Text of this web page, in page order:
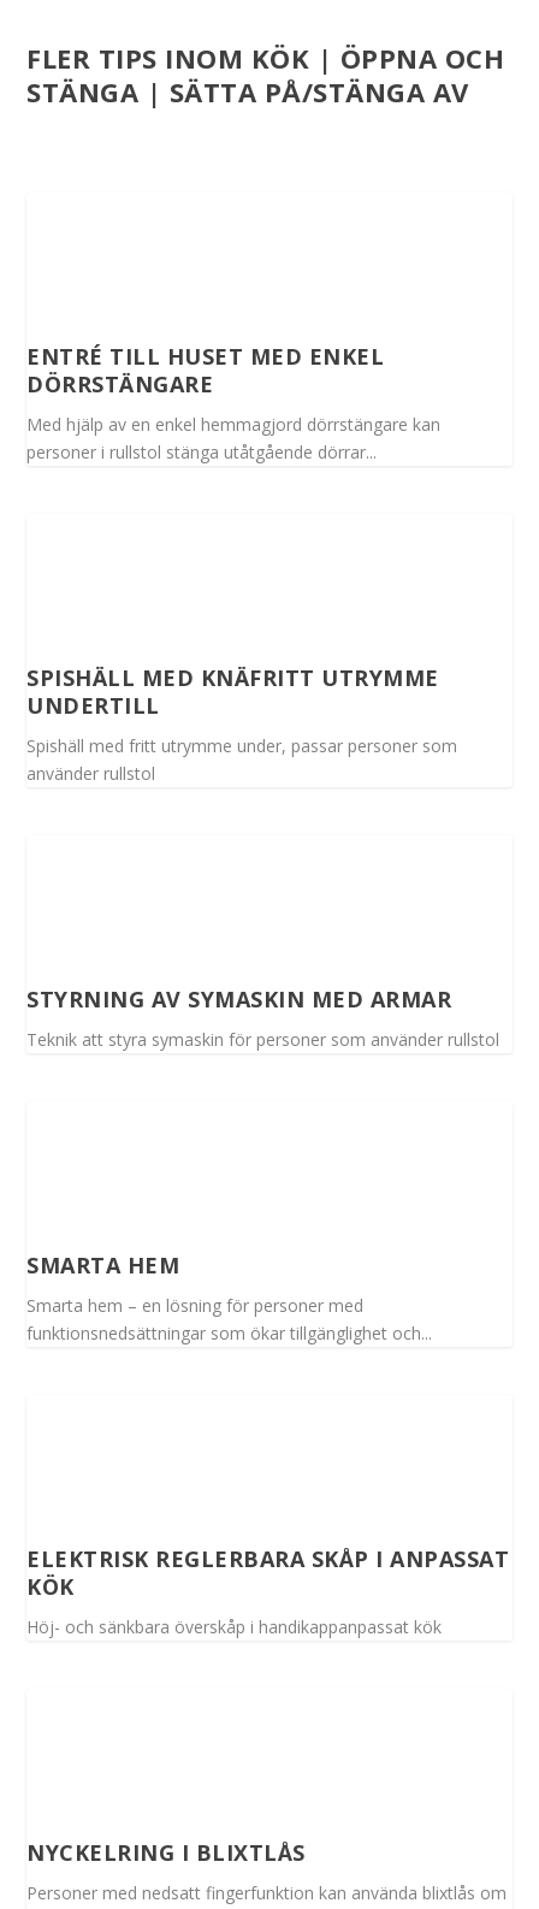
FLER TIPS INOM KÖK | ÖPPNA OCH
STÄNGA | SÄTTA PÅ/STÄNGA AV
ENTRÉ TILL HUSET MED ENKEL
DÖRRSTÄNGARE
Med hjälp av en enkel hemmagjord dörrstängare kan
personer i rullstol stänga utåtgående dörrar...
SPISHÄLL MED KNÄFRITT UTRYMME
UNDERTILL
Spishäll med fritt utrymme under, passar personer som
använder rullstol
STYRNING AV SYMASKIN MED ARMAR
Teknik att styra symaskin för personer som använder rullstol
SMARTA HEM
Smarta hem – en lösning för personer med
funktionsnedsättningar som ökar tillgänglighet och...
ELEKTRISK REGLERBARA SKÅP I ANPASSAT
KÖK
Höj- och sänkbara överskåp i handikappanpassat kök
NYCKELRING I BLIXTLÅS
Personer med nedsatt fingerfunktion kan använda blixtlås om